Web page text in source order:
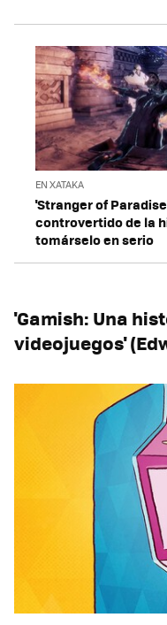
EN XATAKA
'Stranger of
controvertido de la
tomárselo en serio
'Gamish: Una
videojuegos'